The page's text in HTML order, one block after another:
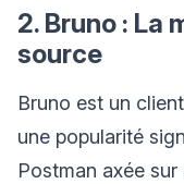
2. Bruno : La
source
Bruno est un
une popularité
Postman axée